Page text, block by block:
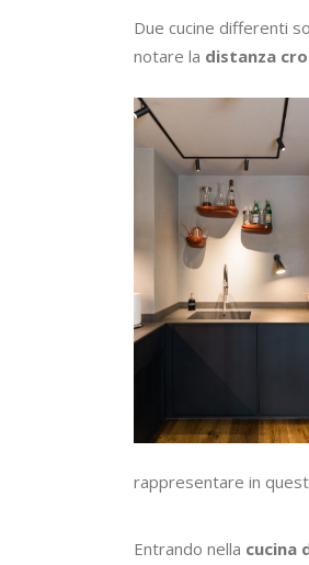
Due cucine differenti
notare la distanza
rappresentare in
Entrando nella cucina